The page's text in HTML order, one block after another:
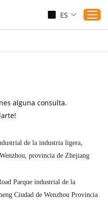
ES
alguna consulta.
de la industria ligera,
provincia de Zhejiang
Parque industrial de la
Ciudad de Wenzhou Provincia